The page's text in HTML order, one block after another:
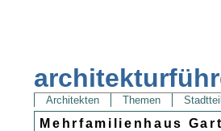
Architekten Themen
Mehrfamilienhaus